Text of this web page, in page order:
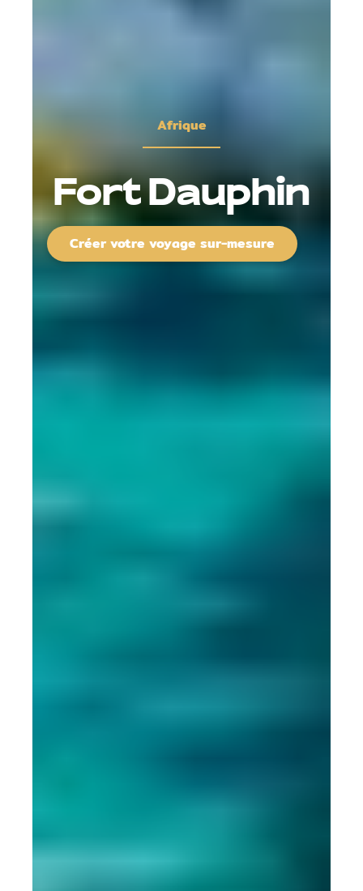
Afrique
Fort Dauphin
Créer votre voyage sur-mesure